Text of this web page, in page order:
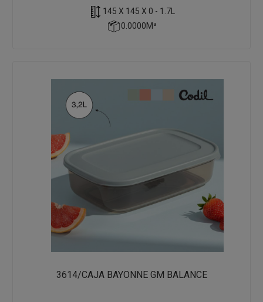
145 X 145 X 0 - 1.7L
0.0000M³
3614/CAJA BAYONNE GM BALANCE